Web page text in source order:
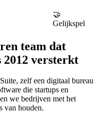
🤝
Gelijkspel
team dat
2012 versterkt
zelf een digitaal bureau
die startups en
we bedrijven met het
van houden.